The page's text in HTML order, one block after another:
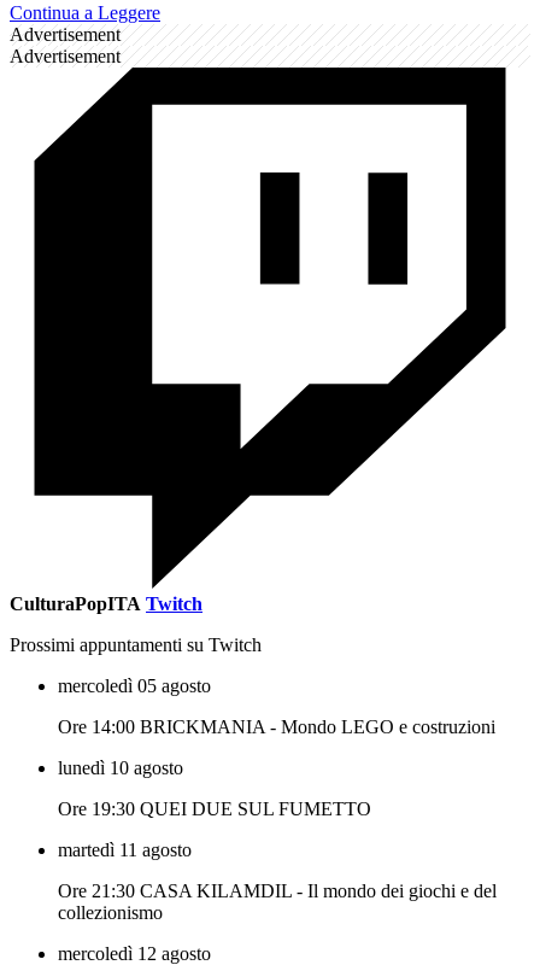
Continua a Leggere
Advertisement
Advertisement
CulturaPopITA Twitch
Prossimi appuntamenti su Twitch
mercoledì 05 agosto
Ore 14:00 BRICKMANIA - Mondo LEGO e costruzioni
lunedì 10 agosto
Ore 19:30 QUEI DUE SUL FUMETTO
martedì 11 agosto
Ore 21:30 CASA KILAMDIL - Il mondo dei giochi e del
collezionismo
mercoledì 12 agosto